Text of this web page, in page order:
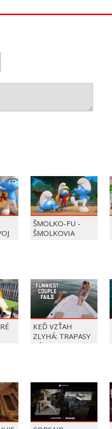
ŠMOLKO-FU -
ŠMOLKOVIA
KEĎ VZŤAH
ZLYHÁ: TRAPASY
PÁROV